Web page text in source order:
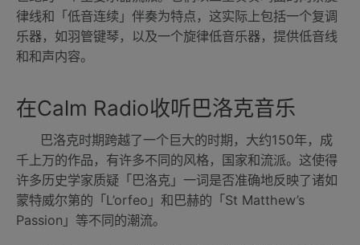
律线和「低音连续」伴奏为特点，这实际上包括一个复调
乐器，如羽管键琴，以及一个旋律低音乐器，提供低音线
和和声内容。
在Calm Radio收听巴洛克音乐
巴洛克时期跨越了一个巨大的时期，大约150年，成
千上万的作品，有许多不同的风格，国家和流派。这使得
许多历史学家质疑「巴洛克」一词是否准确地反映了诸如
蒙特威尔第的「L’orfeo」和巴赫的「St Matthew’s
Passion」等不同的潮流。